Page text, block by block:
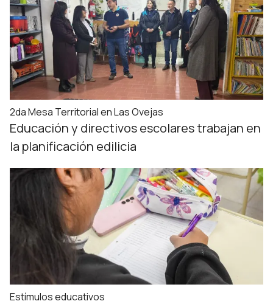
2da Mesa Territorial en Las Ovejas
Educación y directivos escolares trabajan en
la planificación edilicia
Estímulos educativos